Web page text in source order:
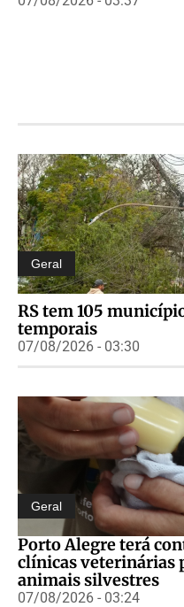
Geral
RS tem 105
temporais
07/08/2026 - 03:30
Geral
Porto Alegre terá
clínicas veterinárias
animais silvestres
07/08/2026 - 03:24